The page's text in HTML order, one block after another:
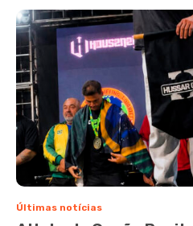
Últimas notícias